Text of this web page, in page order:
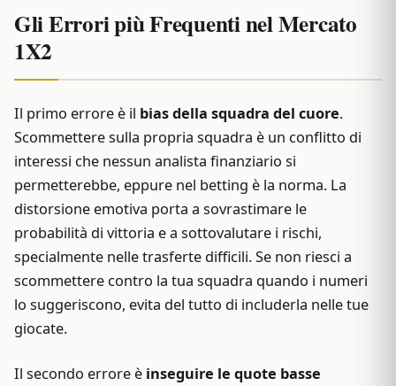
Gli Errori più Frequenti nel Mercato
1X2
Il primo errore è il bias della squadra del cuore.
Scommettere sulla propria squadra è un conflitto di
interessi che nessun analista finanziario si
permetterebbe, eppure nel betting è la norma. La
distorsione emotiva porta a sovrastimare le
probabilità di vittoria e a sottovalutare i rischi,
specialmente nelle trasferte difficili. Se non riesci a
scommettere contro la tua squadra quando i numeri
lo suggeriscono, evita del tutto di includerla nelle tue
giocate.
Il secondo errore è inseguire le quote basse